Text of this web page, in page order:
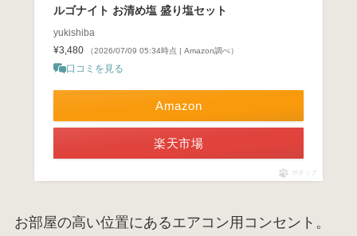
ルゴナイト お清め塩 盛り塩セット
yukishiba
¥3,480
（2026/07/09 05:34時点 | Amazon調べ）
口コミを見る
Amazon
楽天市場
ポチップ
お部屋の高い位置にあるエアコン用コンセント。